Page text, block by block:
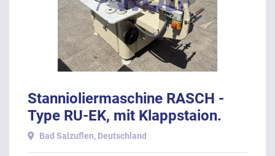
Stannioliermaschine RASCH -
Type RU-EK, mit Klappstaion.
Bad Salzuflen, Deutschland